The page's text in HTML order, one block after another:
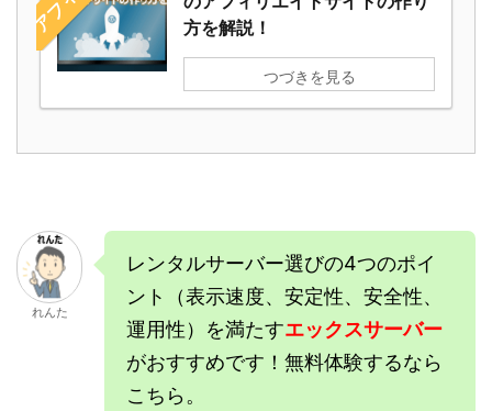
方を解説！
つづきを見る
れんた
レンタルサーバー選びの4つのポイ
ント（表示速度、安定性、安全性、
運用性）を満たすエックスサーバー
がおすすめです！無料体験するなら
こちら。